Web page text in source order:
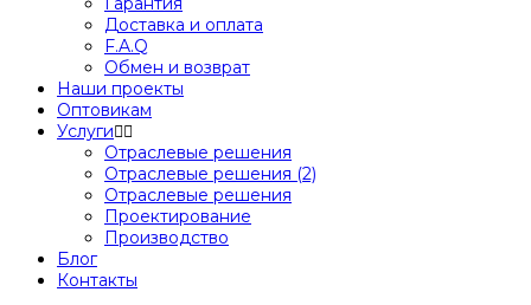
Доставка и оплата
F.A.Q
Обмен и возврат
Наши проекты
Оптовикам
Услуги
Отраслевые решения
Отраслевые решения (2)
Отраслевые решения
Проектирование
Производство
Блог
Контакты